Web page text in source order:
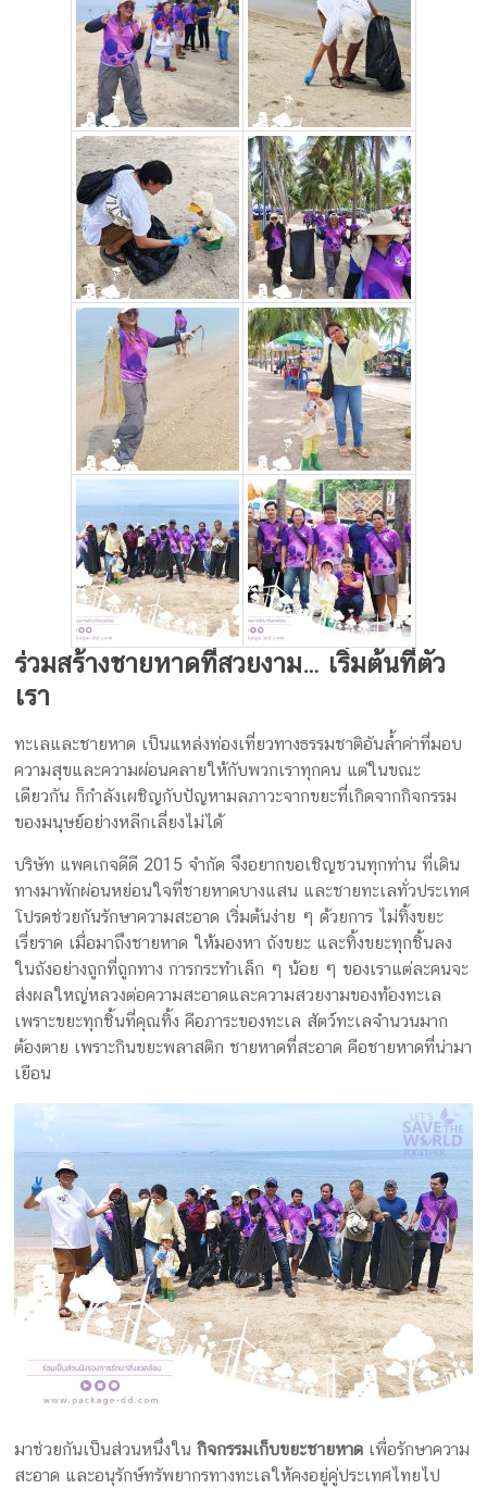
ร่วมสร้างชายหาดที่สวยงาม… เริ่มต้นที่ตัว
เรา
ทะเลและชายหาด เป็นแหล่งท่องเที่ยวทางธรรมชาติอันล้ำค่าที่มอบ
ความสุขและความผ่อนคลายให้กับพวกเราทุกคน แต่ในขณะ
เดียวกัน ก็กำลังเผชิญกับปัญหามลภาวะจากขยะที่เกิดจากกิจกรรม
ของมนุษย์อย่างหลีกเลี่ยงไม่ได้
บริษัท แพคเกจดีดี 2015 จำกัด จึงอยากขอเชิญชวนทุกท่าน ที่เดิน
ทางมาพักผ่อนหย่อนใจที่ชายหาดบางแสน และชายทะเลทั่วประเทศ
โปรดช่วยกันรักษาความสะอาด เริ่มต้นง่าย ๆ ด้วยการ ไม่ทิ้งขยะ
เรี่ยราด เมื่อมาถึงชายหาด ให้มองหา ถังขยะ และทิ้งขยะทุกชิ้นลง
ในถังอย่างถูกที่ถูกทาง การกระทำเล็ก ๆ น้อย ๆ ของเราแต่ละคนจะ
ส่งผลใหญ่หลวงต่อความสะอาดและความสวยงามของท้องทะเล
เพราะขยะทุกชิ้นที่คุณทิ้ง คือภาระของทะเล สัตว์ทะเลจำนวนมาก
ต้องตาย เพราะกินขยะพลาสติก ชายหาดที่สะอาด คือชายหาดที่น่ามา
เยือน
มาช่วยกันเป็นส่วนหนึ่งในกิจกรรมเก็บขยะชายหาด เพื่อรักษาความ
สะอาด และอนุรักษ์ทรัพยากรทางทะเลให้คงอยู่คู่ประเทศไทยไป